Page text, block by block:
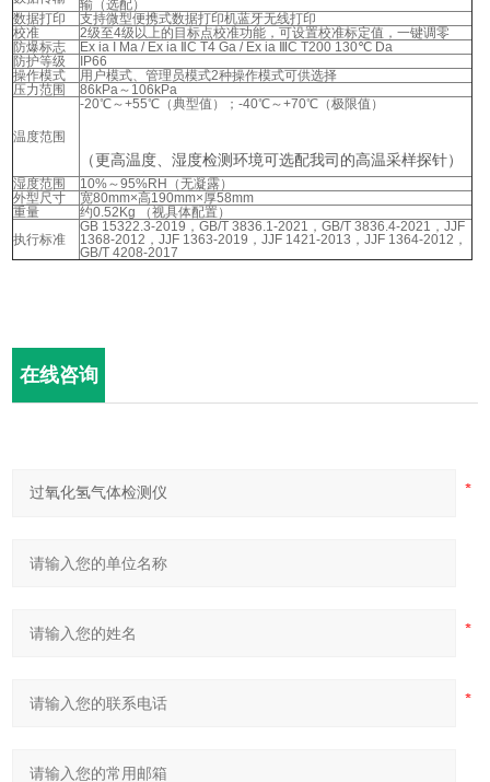
输（选配）
数据打印
支持微型便携式数据打印机蓝牙无线打印
校准
2级至4级以上的目标点校准功能，可设置校准标定值，一键调零
防爆标志
Ex ia I Ma / Ex ia ⅡC T4 Ga / Ex ia ⅢC T200 130℃ Da
防护等级
IP66
操作模式
用户模式、管理员模式2种操作模式可供选择
压力范围
86kPa～106kPa
温度范围
-20℃～+55℃（典型值）；-40℃～+70℃（极限值）
（更高温度、湿度检测环境可选配我司的高温采样探针）
湿度范围
10%～95%RH（无凝露）
外型尺寸
宽80mm×高190mm×厚58mm
重量
约0.52Kg （视具体配置）
执行标准
GB 15322.3-2019，GB/T 3836.1-2021，GB/T 3836.4-2021，JJF
1368-2012，JJF 1363-2019，JJF 1421-2013，JJF 1364-2012，
GB/T 4208-2017
在线咨询